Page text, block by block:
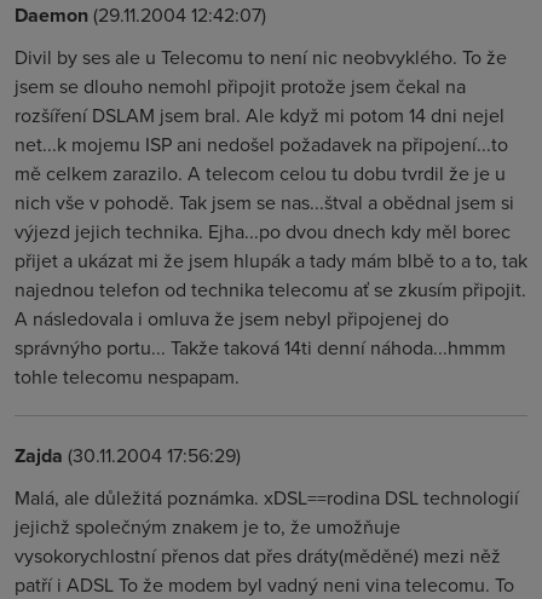
Daemon(29.11.2004 12:42:07)
Divil by ses ale u Telecomu to není nic neobvyklého. To že
jsem se dlouho nemohl připojit protože jsem čekal na
rozšíření DSLAM jsem bral. Ale když mi potom 14 dni nejel
net...k mojemu ISP ani nedošel požadavek na připojení...to
mě celkem zarazilo. A telecom celou tu dobu tvrdil že je u
nich vše v pohodě. Tak jsem se nas...štval a obědnal jsem si
výjezd jejich technika. Ejha...po dvou dnech kdy měl borec
přijet a ukázat mi že jsem hlupák a tady mám blbě to a to, tak
najednou telefon od technika telecomu ať se zkusím připojit.
A následovala i omluva že jsem nebyl připojenej do
správnýho portu... Takže taková 14ti denní náhoda...hmmm
tohle telecomu nespapam.
Zajda (30.11.2004 17:56:29)
Malá, ale důležitá poznámka. xDSL==rodina DSL technologií
jejichž společným znakem je to, že umožňuje
vysokorychlostní přenos dat přes dráty(měděné) mezi něž
patří i ADSL To že modem byl vadný neni vina telecomu. To